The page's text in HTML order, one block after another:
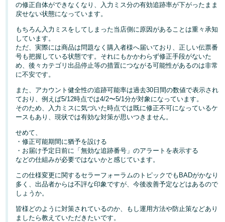
日
本
語
Italiano
- IT
한
국
어
-
KR
日
本
語
-
JP
English
- JP
ロ
グ
イ
ン
さ
そ
く
始
る
の修正自体ができなくなり、入力ミス分の有効追跡率が下がったまま
戻せない状態になっています。
もちろん入力ミスをしてしまった当店側に原因があることは重々承知
しています。
ただ、実際には商品は問題なく購入者様へ届いており、正しい伝票番
号も把握している状態です。それにもかかわらず修正手段がないた
め、後々カテゴリ出品停止等の措置につながる可能性があるのは非常
に不安です。
また、アカウント健全性の追跡可能率は過去30日間の数値で表示され
ており、例えば5/12時点では4/2〜5/1分が対象になっています。
そのため、入力ミスに気づいた時点では既に修正不可になっているケ
ースもあり、現状では有効な対策が思いつきません。
せめて、
・修正可能期間に猶予を設ける
・お届け予定日前に「無効な追跡番号」のアラートを表示する
などの仕組みが必要ではないかと感じています。
この仕様変更に関するセラーフォーラムのトピックでもBADがかなり
多く、出品者からは不評な印象ですが、今後改善予定などはあるので
しょうか。
皆様どのように対策されているのか、もし運用方法や防止策などあり
ましたら教えていただきたいです。